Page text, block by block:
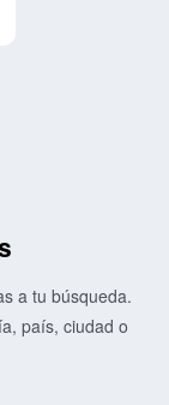
a tu búsqueda.
país, ciudad o